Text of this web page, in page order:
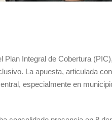
Plan Integral de Cobertura
La apuesta, articulada
especialmente en